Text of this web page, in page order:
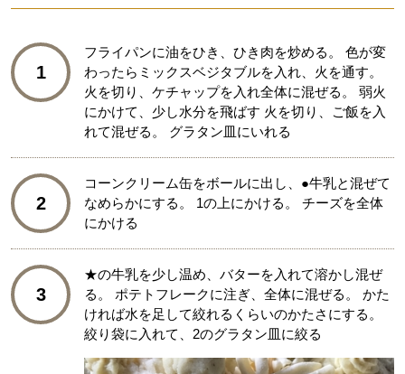
1
フライパンに油をひき、ひき肉を炒める。 色が変
わったらミックスベジタブルを入れ、火を通す。
火を切り、ケチャップを入れ全体に混ぜる。 弱火
にかけて、少し水分を飛ばす 火を切り、ご飯を入
れて混ぜる。 グラタン皿にいれる
2
コーンクリーム缶をボールに出し、●牛乳と混ぜて
なめらかにする。 1の上にかける。 チーズを全体
にかける
3
★の牛乳を少し温め、バターを入れて溶かし混ぜ
る。 ポテトフレークに注ぎ、全体に混ぜる。 かた
ければ水を足して絞れるくらいのかたさにする。
絞り袋に入れて、2のグラタン皿に絞る